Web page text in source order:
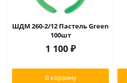
ШДМ 260-2/12 Пастель Green
100шт
1 100 ₽
В корзину